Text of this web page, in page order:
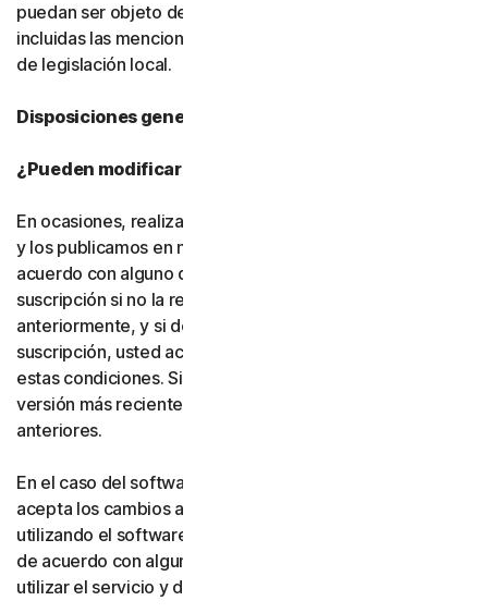
puedan ser objeto de renuncia en su jurisdicción,
incluidas las mencionadas específicamente en la sección
de legislación local.
Disposiciones generales
¿Pueden modificarse estas condiciones?
En ocasiones, realizamos cambios en estas condiciones
y los publicamos en nuestro sitio web. Si no está de
acuerdo con alguno de los cambios, puede no finalizar la
suscripción si no la renueva, según lo indicado
anteriormente, y si desinstala el software. Si renueva su
suscripción, usted acepta la versión más reciente de
estas condiciones. Si ha aceptado más de una versión, la
versión más reciente sustituirá a todas las versiones
anteriores.
En el caso del software y los servicios gratuitos, usted
acepta los cambios a estas condiciones al continuar
utilizando el software y los servicios gratuitos. Si no está
de acuerdo con alguno de los cambios, debe dejar de
utilizar el servicio y desinstalar el software gratuito.